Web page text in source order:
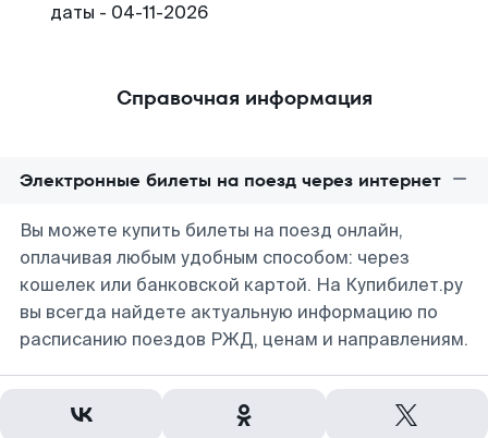
даты - 04-11-2026
Справочная информация
Электронные билеты на поезд через интернет
Вы можете купить билеты на поезд онлайн,
оплачивая любым удобным способом: через
кошелек или банковской картой. На Купибилет.ру
вы всегда найдете актуальную информацию по
расписанию поездов РЖД, ценам и направлениям.